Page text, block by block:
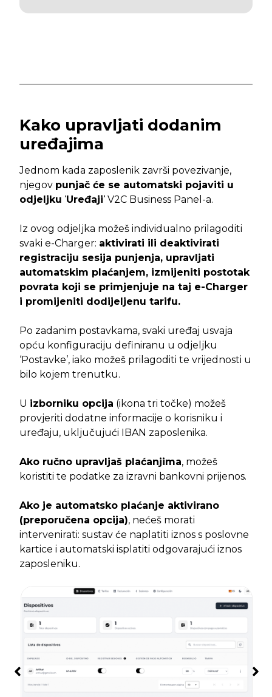
Kako upravljati dodanim
uređajima
Jednom kada zaposlenik završi povezivanje,
njegov punjač će se automatski pojaviti u
odjeljku ‘Uređaji‘ V2C Business Panel-a.
Iz ovog odjeljka možeš individualno prilagoditi
svaki e-Charger: aktivirati ili deaktivirati
registraciju sesija punjenja, upravljati
automatskim plaćanjem, izmijeniti postotak
povrata koji se primjenjuje na taj e-Charger
i promijeniti dodijeljenu tarifu.
Po zadanim postavkama, svaki uređaj usvaja
opću konfiguraciju definiranu u odjeljku
‘Postavke’, iako možeš prilagoditi te vrijednosti u
bilo kojem trenutku.
U izborniku opcija (ikona tri točke) možeš
provjeriti dodatne informacije o korisniku i
uređaju, uključujući IBAN zaposlenika.
Ako ručno upravljaš plaćanjima, možeš
koristiti te podatke za izravni bankovni prijenos.
Ako je automatsko plaćanje aktivirano
(preporučena opcija), nećeš morati
intervenirati: sustav će naplatiti iznos s poslovne
kartice i automatski isplatiti odgovarajući iznos
zaposleniku.